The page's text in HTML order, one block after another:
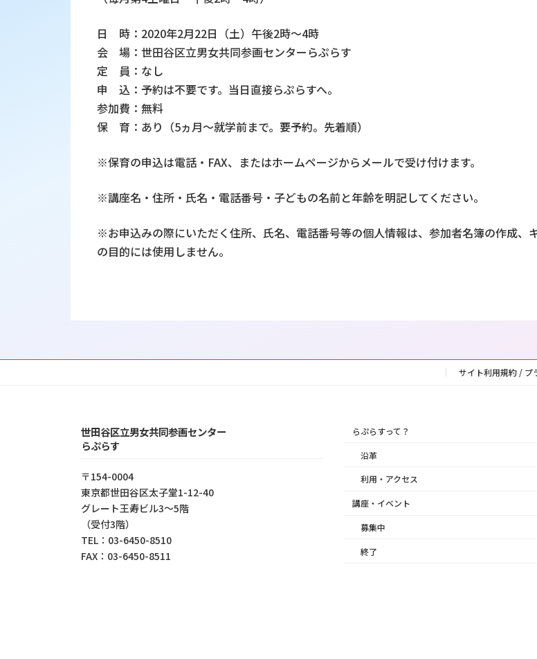
日 時：2020年2月22日（土）午後2時～4時
会 場：世田谷区立男女共同参画センターらぷらす
定 員：なし
申 込：予約は不要です。当日直接らぷらすへ。
参加費：無料
保 育：あり（5ヵ月～就学前まで。要予約。先着順）
※保育の申込は電話・FAX、またはホームページからメールで受け付けます。
※講座名・住所・氏名・電話番号・子どもの名前と年齢を明記してください。
※お申込みの際にいただく住所、氏名、電話番号等の個人情報は、参加者名簿の作成
の目的には使用しません。
サイト利用規約 / プ
世田谷区立男女共同参画センター
らぷらす
〒154-0004
東京都世⽥⾕区太⼦堂1-12-40
グレート王寿ビル3～5階
（受付3階）
TEL：03-6450-8510
FAX：03-6450-8511
らぷらすって？
沿革
利用・アクセス
講座・イベント
募集中
終了